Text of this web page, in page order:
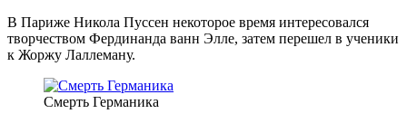
В Париже Никола Пуссен некоторое время интересовался
творчеством Фердинанда ванн Элле, затем перешел в ученики
к Жоржу Лаллеману.
Смерть Германика